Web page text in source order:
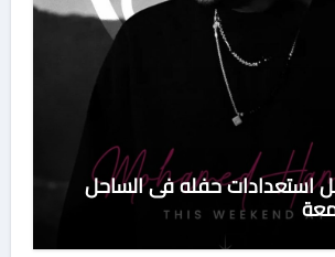
استعدادات حفله فى الساحل